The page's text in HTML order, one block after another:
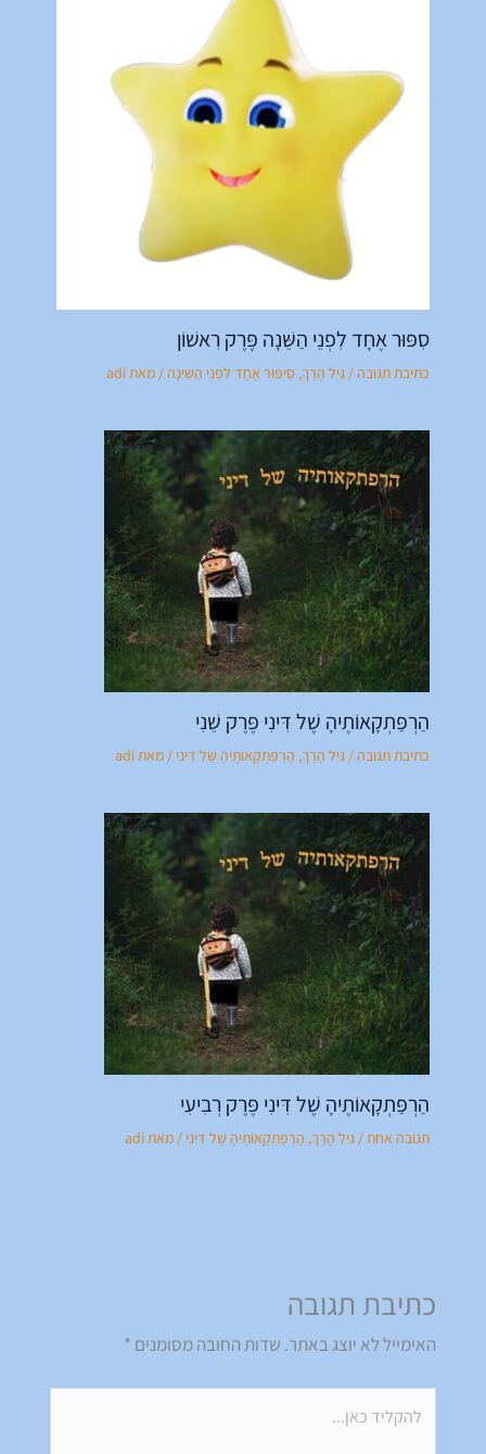
סִפּוּר אֶחָד לִפְנֵי הַשֵּׁנָה פֶּרֶק רִאשׁוֹן
כתיבת תגובה/ גִּיל הָרַךְ, סִיפּוּר אֶחָד לִפְנֵי הַשֵּׁינָה/ מאתadi
הַרְפַּתְקָאוֹתֶיהָ שֶׁל דִּינִי פֶּרֶק שֵׁנִי
כתיבת תגובה/ גִּיל הָרַךְ, הַרְפַּתְקָאוֹתֶיהָ שֶׁל דִּינִי / מאתadi
הַרְפַּתְקָאוֹתֶיהָ שֶׁל דִּינִי פֶּרֶק רְבִיעִי
תגובה אחת/ גִּיל הָרַךְ, הַרְפַּתְקָאוֹתֶיהָ שֶׁל דִּינִי / מאתadi
כתיבת תגובה
האימייל לא יוצג באתר. שדות החובה מסומנים *